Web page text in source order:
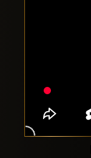
konton